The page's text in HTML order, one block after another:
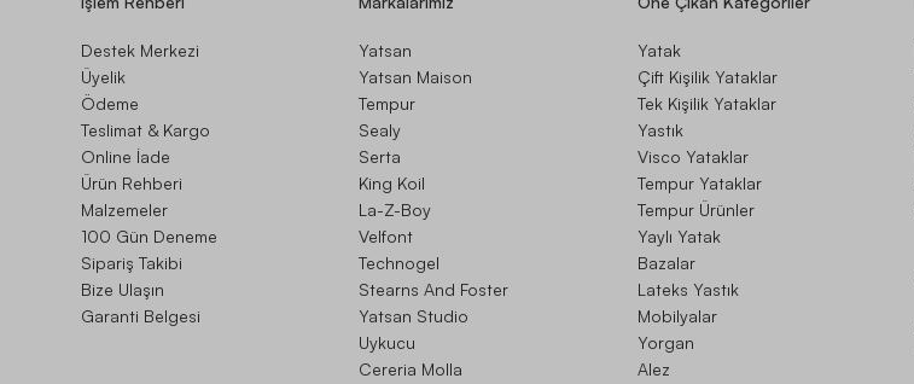
Destek Merkezi
Üyelik
Ödeme
Teslimat & Kargo
Online İade
Ürün Rehberi
Malzemeler
100 Gün Deneme
Sipariş Takibi
Bize Ulaşın
Garanti Belgesi
Yatsan
Yatsan Maison
Tempur
Sealy
Serta
King Koil
La-Z-Boy
Velfont
Technogel
Stearns And Foster
Yatsan Studio
Uykucu
Cereria Molla
Yatak
Çift Kişilik Yataklar
Tek Kişilik Yataklar
Yastık
Visco Yataklar
Tempur Yataklar
Tempur Ürünler
Yaylı Yatak
Bazalar
Lateks Yastık
Mobilyalar
Yorgan
Alez